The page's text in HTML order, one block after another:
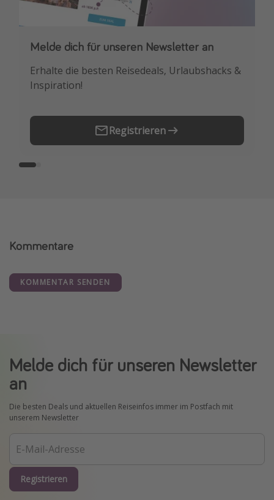
Melde dich für unseren Newsletter an
Erhalte die besten Reisedeals, Urlaubshacks &
Inspiration!
Registrieren
Downloade unsere App
Buche die besten Reiseschnäppchen als
Erstes.
Kommentare
KOMMENTAR SENDEN
Melde dich für unseren Newsletter
an
Die besten Deals und aktuellen Reiseinfos immer im Postfach mit
unserem Newsletter
Registrieren